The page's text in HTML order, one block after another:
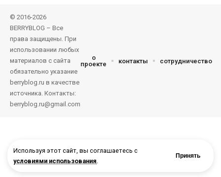
Используя этот сайт, вы соглашаетесь с
условиями использования.
Принять
© 2016-2026
BERRYBLOG – Все
права защищены. При
использовании любых
материалов с сайта
обязательно указание
berryblog.ru в качестве
источника. Контакты:
berryblog.ru@gmail.com
о
проекте
контакты сотрудничество